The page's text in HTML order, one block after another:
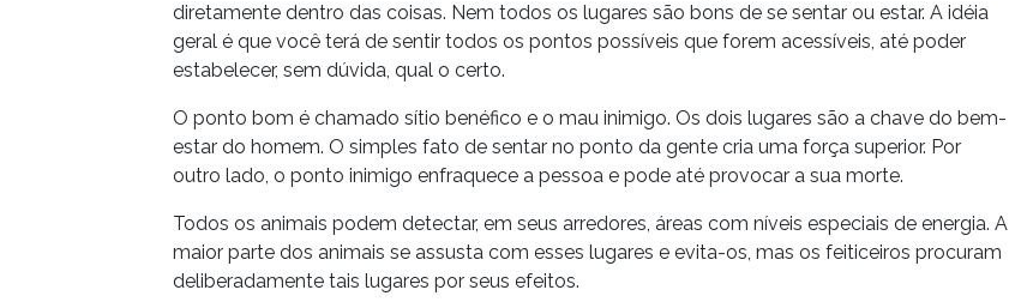
diretamente dentro das coisas. Nem todos os lugares são bons de se sentar ou estar. A idéia
geral é que você terá de sentir todos os pontos possíveis que forem acessíveis, até poder
estabelecer, sem dúvida, qual o certo.
O ponto bom é chamado sítio benéfico e o mau inimigo. Os dois lugares são a chave do bem-
estar do homem. O simples fato de sentar no ponto da gente cria uma força superior. Por
outro lado, o ponto inimigo enfraquece a pessoa e pode até provocar a sua morte.
Todos os animais podem detectar, em seus arredores, áreas com níveis especiais de energia. A
maior parte dos animais se assusta com esses lugares e evita-os, mas os feiticeiros procuram
deliberadamente tais lugares por seus efeitos.